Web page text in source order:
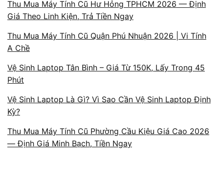
tháo máy hay tính phí nếu chưa được khách
Quy trình minh bạch – không
Mọi bước đều diễn ra rõ ràng: từ kiểm tra,
mô tả lỗi, báo giá, thay linh kiện đến nghiệm
Thu Mua Máy Tính Cũ Hư Hỏng TPHCM 2026 — Định
Giá Theo Linh Kiện, Trả Tiền Ngay
Thu Mua Máy Tính Cũ Quận Phú Nhuận 2026 | Vi Tính
A Chề
Vệ Sinh Laptop Tân Bình – Giá Từ 150K, Lấy Trong 45
Phút
Vệ Sinh Laptop Là Gì? Vì Sao Cần Vệ Sinh Laptop Định
Kỳ?
Thu Mua Máy Tính Cũ Phường Cầu Kiệu Giá Cao 2026
— Định Giá Minh Bạch, Tiền Ngay